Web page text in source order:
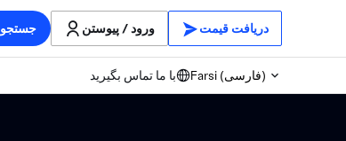
جستجو ورود / پیوستن دریافت قیمت
با ما تماس بگیرید Farsi (فارسی)